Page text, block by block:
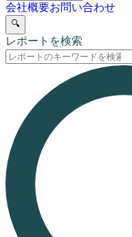
会社概要お問い合わせ
🔍
レポートを検索